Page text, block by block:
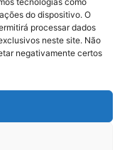
do dispositivo. O
processar dados
neste site. Não
negativamente certos